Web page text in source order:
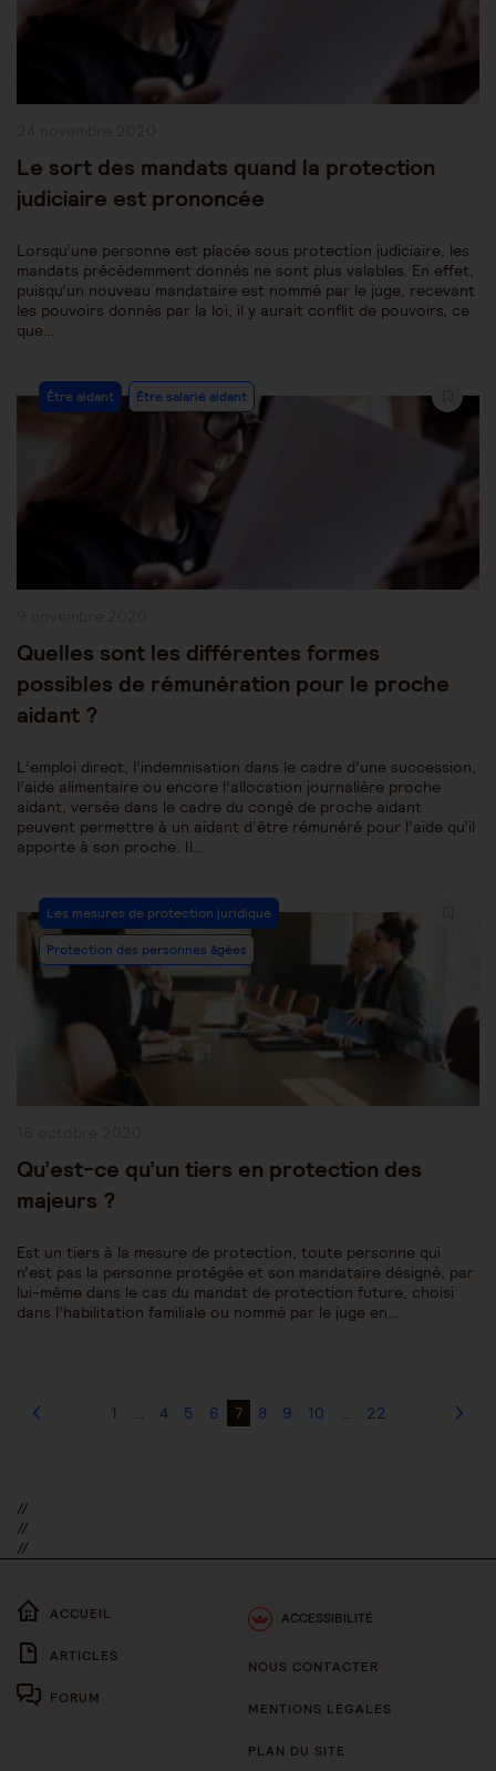
Le sort des mandats quand la protection
judiciaire est prononcée
Lorsqu’une personne est placée sous protection judiciaire, les
mandats précédemment donnés ne sont plus valables. En effet,
puisqu’un nouveau mandataire est nommé par le juge, recevant
les pouvoirs donnés par la loi, il y aurait conflit de pouvoirs, ce
que…
Post
Category:
Être aidant Être salarié aidant
Quelles sont les différentes formes
possibles de rémunération pour le proche
aidant ?
L’emploi direct, l’indemnisation dans le cadre d’une succession,
l’aide alimentaire ou encore l’allocation journalière proche
aidant, versée dans le cadre du congé de proche aidant
peuvent permettre à un aidant d’être rémunéré pour l’aide qu’il
apporte à son proche. Il…
Post
Category:
Les mesures de protection juridique
Protection des personnes âgées
Qu’est-ce qu’un tiers en protection des
majeurs ?
Est un tiers à la mesure de protection, toute personne qui
n’est pas la personne protégée et son mandataire désigné, par
lui-même dans le cas du mandat de protection future, choisi
dans l’habilitation familiale ou nommé par le juge en…
1 … 4 5 6 7 8 9 10 … 22
//
//
//
ACCUEIL
ARTICLES
FORUM
ACCESSIBILITÉ
NOUS CONTACTER
MENTIONS LÉGALES
PLAN DU SITE